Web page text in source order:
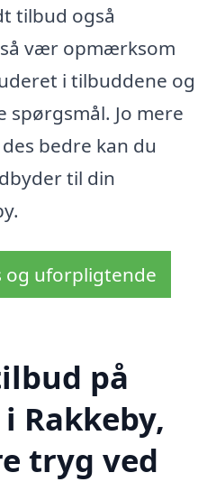
tilbud også
vær opmærksom
i tilbuddene og
spørgsmål. Jo mere
bedre kan du
til din
og uforpligtende
på
Rakkeby,
tryg ved